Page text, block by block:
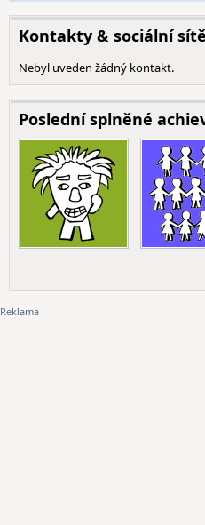
Kontakty & sociální sítě
Nebyl uveden žádný kontakt.
Poslední splněné